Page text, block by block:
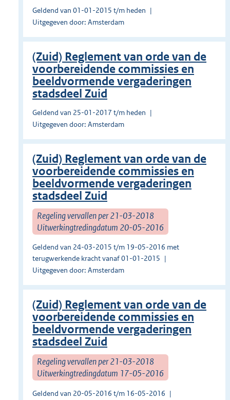
Geldend van 01-01-2015 t/m heden
Uitgegeven door: Amsterdam
(Zuid) Reglement van orde van de
voorbereidende commissies en
beeldvormende vergaderingen
stadsdeel Zuid
Geldend van 25-01-2017 t/m heden
Uitgegeven door: Amsterdam
(Zuid) Reglement van orde van de
voorbereidende commissies en
beeldvormende vergaderingen
stadsdeel Zuid
Regeling vervallen per 21-03-2018
Uitwerkingtredingdatum 20-05-2016
Geldend van 24-03-2015 t/m 19-05-2016 met
terugwerkende kracht vanaf 01-01-2015
Uitgegeven door: Amsterdam
(Zuid) Reglement van orde van de
voorbereidende commissies en
beeldvormende vergaderingen
stadsdeel Zuid
Regeling vervallen per 21-03-2018
Uitwerkingtredingdatum 17-05-2016
Geldend van 20-05-2016 t/m 16-05-2016